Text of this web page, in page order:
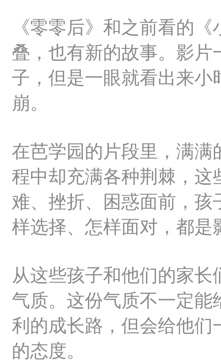
《零零后》和之前看的
叠，也有新的故事。影
子，但是一眼就看出来
崩。
在芭学园的片段里，满
程中却充满各种荆棘，
难、挫折、困惑面前，
样选择、怎样面对，都
从这些孩子和他们的家
气质。这份气质不一定
利的成长路，但会给他
的态度。